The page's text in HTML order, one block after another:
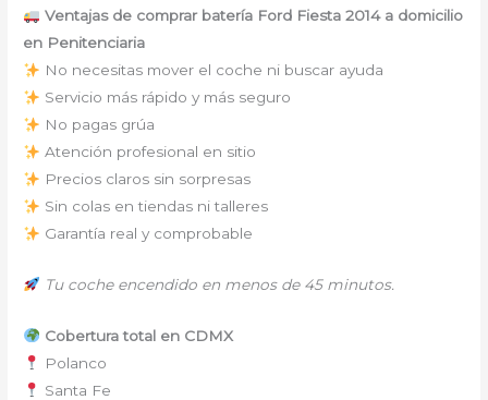
Ventajas de comprar batería Ford Fiesta 2014 a domicilio
en Penitenciaria
No necesitas mover el coche ni buscar ayuda
Servicio más rápido y más seguro
No pagas grúa
Atención profesional en sitio
Precios claros sin sorpresas
Sin colas en tiendas ni talleres
Garantía real y comprobable
Tu coche encendido en menos de 45 minutos.
Cobertura total en CDMX
Polanco
Santa Fe